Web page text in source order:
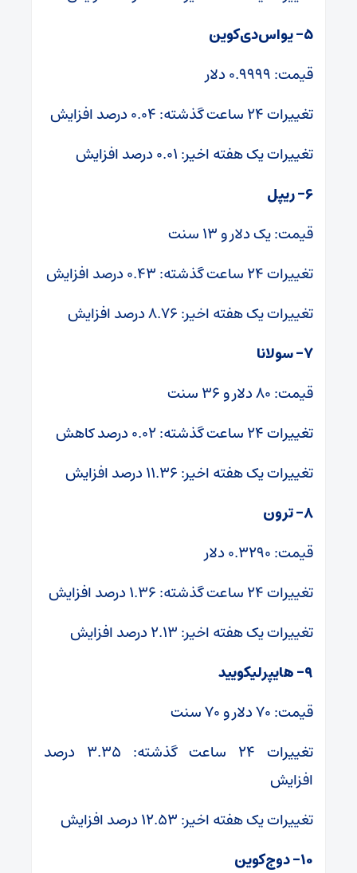
۵- یواس‌دی‌کوین
قیمت: ۰.۹۹۹۹ دلار
تغییرات ۲۴ ساعت گذشته: ۰.۰۴ درصد افزایش
تغییرات یک هفته اخیر: ۰.۰۱ درصد افزایش
۶- ریپل
قیمت: یک دلار و ۱۳ سنت
تغییرات ۲۴ ساعت گذشته: ۰.۴۳ درصد افزایش
تغییرات یک هفته اخیر: ۸.۷۶ درصد افزایش
۷- سولانا
قیمت: ۸۰ دلار و ۳۶ سنت
تغییرات ۲۴ ساعت گذشته: ۰.۰۲ درصد کاهش
تغییرات یک هفته اخیر: ۱۱.۳۶ درصد افزایش
۸- ترون
قیمت: ۰.۳۲۹۰ دلار
تغییرات ۲۴ ساعت گذشته: ۱.۳۶ درصد افزایش
تغییرات یک هفته اخیر: ۲.۱۳ درصد افزایش
۹- هایپرلیکویید
قیمت: ۷۰ دلار و ۷۰ سنت
تغییرات ۲۴ ساعت گذشته: ۳.۳۵ درصد
افزایش
تغییرات یک هفته اخیر: ۱۲.۵۳ درصد افزایش
۱۰- دوج‌کوین